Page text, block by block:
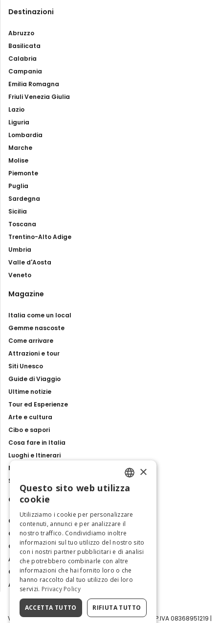
Destinazioni
Abruzzo
Basilicata
Calabria
Campania
Emilia Romagna
Friuli Venezia Giulia
Lazio
Liguria
Lombardia
Marche
Molise
Piemonte
Puglia
Sardegna
Sicilia
Toscana
Trentino-Alto Adige
Umbria
Valle d'Aosta
Veneto
Magazine
Italia come un local
Gemme nascoste
Come arrivare
Attrazioni e tour
Siti Unesco
Guide di Viaggio
Ultime notizie
Tour ed Esperienze
Arte e cultura
Cibo e sapori
Cosa fare in Italia
Luoghi e Itinerari
Mostre, eventi e spettacoli
Storie e tradizioni
Contatti
Chi siamo
Collabora con noi
Contatti
Ambasciatrice dell'Eccellenza
Osservatorio Turismo
Area Riservata
Visit Italy Srl | Via Filippo Argelati, 10, 20143 Milano | P.IVA 08368951219 |
ENGLISH
ITALIAN
×
Questo sito web utilizza
cookie
Utilizziamo i cookie per personalizzare
contenuti, annunci e per analizzare il
nostro traffico. Condividiamo inoltre
informazioni sul tuo utilizzo del nostro sito
con i nostri partner pubblicitari e di analisi
che potrebbero combinarle con altre
informazioni che hai fornito loro o che
hanno raccolto dal tuo utilizzo dei loro
servizi. Privacy Policy
ACCETTA TUTTO RIFIUTA TUTTO